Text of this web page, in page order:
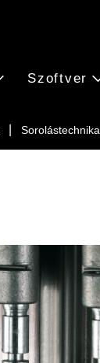
Sorolástechnika
Szoftver